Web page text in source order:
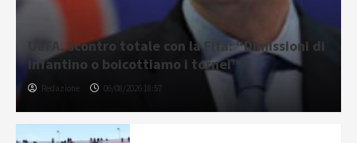
UEFA, scontro totale con la Fifa: “Dimissioni di
Infantino o boicottiamo i tornei”
Redazione 06/08/2026 18:57